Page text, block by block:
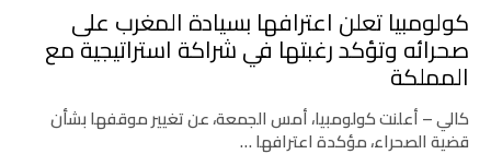
كولومبيا تعلن اعترافها بسيادة المغرب على
صحرائه وتؤكد رغبتها في شراكة استراتيجية مع
المملكة
كالي – أعلنت كولومبيا، أمس الجمعة، عن تغيير موقفها بشأن
قضية الصحراء، مؤكدة اعترافها …